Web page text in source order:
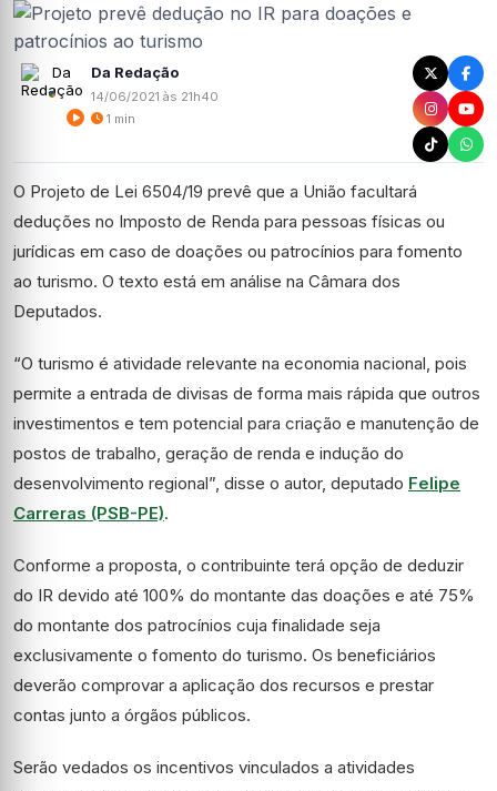
Da Redação
14/06/2021 às 21h40
1 min
O Projeto de Lei 6504/19 prevê que a União facultará
deduções no Imposto de Renda para pessoas físicas ou
jurídicas em caso de doações ou patrocínios para fomento
ao turismo. O texto está em análise na Câmara dos
Deputados.
“O turismo é atividade relevante na economia nacional, pois
permite a entrada de divisas de forma mais rápida que outros
investimentos e tem potencial para criação e manutenção de
postos de trabalho, geração de renda e indução do
desenvolvimento regional”, disse o autor, deputado Felipe
Carreras (PSB-PE).
Conforme a proposta, o contribuinte terá opção de deduzir
do IR devido até 100% do montante das doações e até 75%
do montante dos patrocínios cuja finalidade seja
exclusivamente o fomento do turismo. Os beneficiários
deverão comprovar a aplicação dos recursos e prestar
contas junto a órgãos públicos.
Serão vedados os incentivos vinculados a atividades